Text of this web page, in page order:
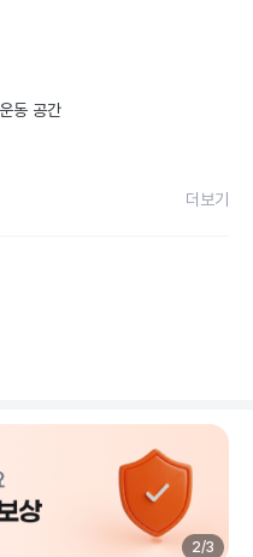
동 공간
더보기
2/3